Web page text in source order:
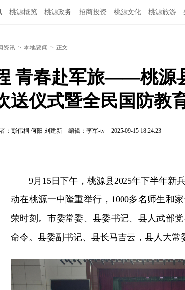
桃源概览 桃源政务 招商投资 桃源文化 桃源旅游
资讯 > 本地要闻 > 正文
青春赴军旅——桃源
送仪式暨全民国防教
：彭伟桐 何阳 刘建新 编辑：李军-ty 2025-09-15 18:24:23
9月15日下午，桃源县2025年下半年新
动在桃源一中隆重举行，1000多名师生和
荣时刻。市委常委、县委书记、县人武部
命令。县委副书记、县长马吉云，县人大常